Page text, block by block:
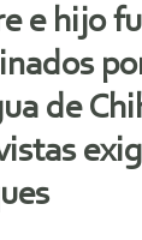
e hijo
de